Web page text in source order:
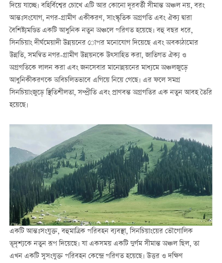
দিয়ে যাচ্ছে। বহির্বিশ্বের চোখে এটি আর কোনো দূরবর্তী সীমান্ত অঞ্চল নয়, বরং
আন্তঃসংযোগ, নগর-গ্রামীণ একীকরণ, সাংস্কৃতিক অগ্রগতি এবং ঐক্য দ্বারা
বৈশিষ্ট্যমণ্ডিত একটি আধুনিক নতুন অঞ্চলে পরিণত হয়েছে। বহু বছর ধরে,
সিনচিয়াং দীর্ঘমেয়াদী উন্নয়নের োপর মনোযোগ দিয়েছে এবং অবকাঠামোর
উন্নতি, সমন্বিত নগর-গ্রামীণ উন্নয়নকে উত্সাহিত করা, জাতিগত ঐক্য ও
অগ্রগতিকে লালন করা এবং জনসেবার মানোন্নয়নের মাধ্যমে অঞ্চলজুড়ে
আধুনিকীকরণকে অবিচলিতভাবে এগিয়ে নিয়ে গেছে। এর ফলে সমগ্র
সিনচিয়াংজুড়ে স্থিতিশীলতা, সম্প্রীতি এবং প্রাণবন্ত অগ্রগতির এক নতুন আবহ তৈরি
হয়েছে।
একটি আন্তঃসংযুক্ত, বহুমাত্রিক পরিবহন ব্যবস্থা, সিনচিয়াংয়ের ভৌগোলিক
ভূদৃশ্যকে নতুন রূপ দিয়েছে। যা একসময় একটি দুর্গম সীমান্ত অঞ্চল ছিল, তা
এখন একটি সুসংযুক্ত পরিবহন কেন্দ্রে পরিণত হয়েছে। উত্তর ও দক্ষিণ